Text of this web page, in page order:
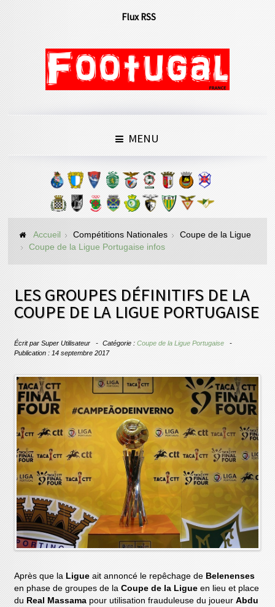
Flux RSS
MENU
Accueil Compétitions Nationales
Coupe de la Ligue
Coupe de la Ligue Portugaise infos
LES GROUPES DÉFINITIFS DE LA
COUPE DE LA LIGUE PORTUGAISE
Écrit parSuper Utilisateur Catégorie :Coupe de la Ligue Portugaise
Publication : 14 septembre 2017
Après que la Ligueait annoncé le repêchage de Belenenses
en phase de groupes de laCoupe de la Ligue en lieu et place
duReal Massama pour utilisation frauduleuse du joueurAbdu